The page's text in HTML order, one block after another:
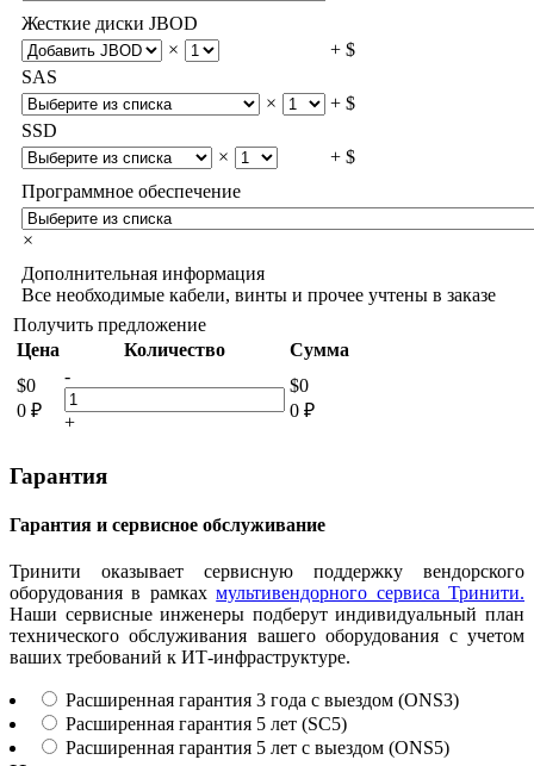
Жесткие диски JBOD
×
+ $
SAS
×
+ $
SSD
×
+ $
Программное обеспечение
×
Дополнительная информация
Все необходимые кабели, винты и прочее учтены в заказе
Получить предложение
Цена
Количество
Сумма
$0
0 ₽
-
+
$0
0 ₽
Гарантия
Гарантия и сервисное обслуживание
Тринити оказывает сервисную поддержку вендорского
оборудования в рамкахмультивендорного сервиса Тринити.
Наши сервисные инженеры подберут индивидуальный план
технического обслуживания вашего оборудования с учетом
ваших требований к ИТ-инфраструктуре.
Расширенная гарантия 3 года с выездом (ONS3)
Расширенная гарантия 5 лет (SC5)
Расширенная гарантия 5 лет с выездом (ONS5)